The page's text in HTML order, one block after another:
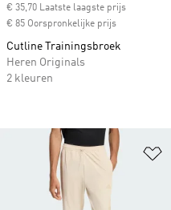
€ 35,70 Laatste laagste prijs
€ 85 Oorspronkelijke prijs
Cutline Trainingsbroek
Heren Originals
2 kleuren